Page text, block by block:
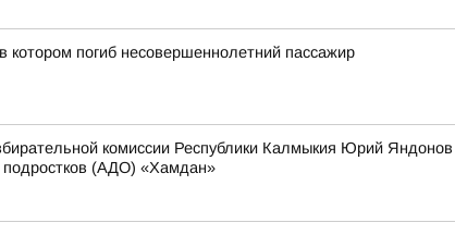
погиб несовершеннолетний пассажир
комиссии Республики Калмыкия Юрий
подростков (АДО) «Хамдан»